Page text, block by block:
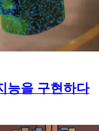
능을 구현하다